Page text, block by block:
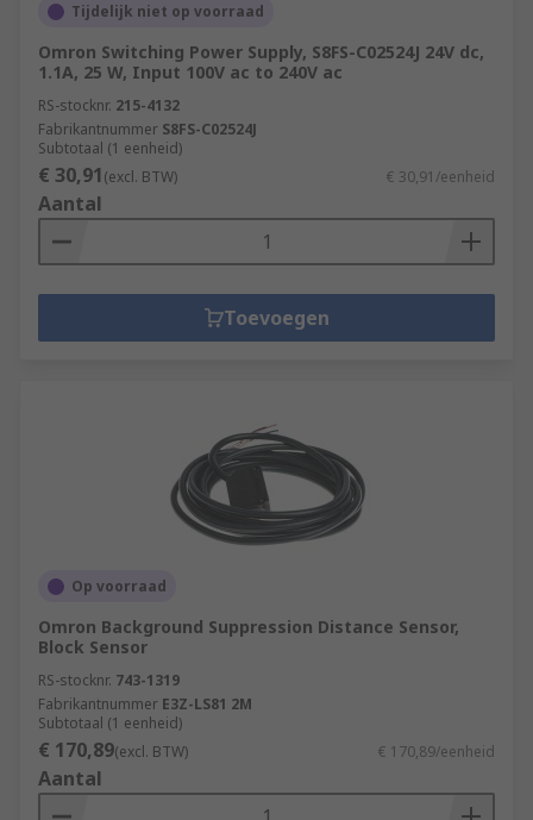
Tijdelijk niet op voorraad
Omron Switching Power Supply, S8FS-C02524J 24V dc,
1.1A, 25 W, Input 100V ac to 240V ac
RS-stocknr. 215-4132
Fabrikantnummer S8FS-C02524J
Subtotaal (1 eenheid)
€ 30,91(excl. BTW) € 30,91/eenheid
Aantal
Toevoegen
Op voorraad
Omron Background Suppression Distance Sensor,
Block Sensor
RS-stocknr. 743-1319
Fabrikantnummer E3Z-LS81 2M
Subtotaal (1 eenheid)
€ 170,89(excl. BTW) € 170,89/eenheid
Aantal